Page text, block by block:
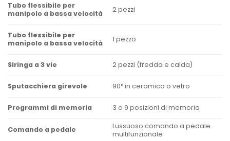
Tubo flessibile per
manipolo a bassa velocità
2 pezzi
Tubo flessibile per
manipolo a bassa velocità
1 pezzo
Siringa a 3 vie 2 pezzi (fredda e calda)
Sputacchiera girevole 90° in ceramica o vetro
Programmi di memoria 3 o 9 posizioni di memoria
Comando a pedale
Lussuoso comando a pedale
multifunzionale